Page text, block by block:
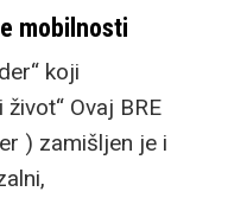
mobilnosti
koji
Ovaj BRE
) zamišljen je i